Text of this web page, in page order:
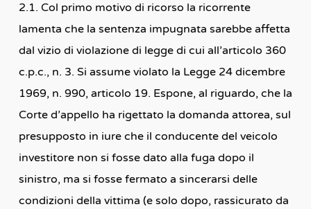
2.1. Col primo motivo di ricorso la ricorrente
lamenta che la sentenza impugnata sarebbe affetta
dal vizio di violazione di legge di cui all’articolo 360
c.p.c., n. 3. Si assume violato la Legge 24 dicembre
1969, n. 990, articolo 19. Espone, al riguardo, che la
Corte d’appello ha rigettato la domanda attorea, sul
presupposto in iure che il conducente del veicolo
investitore non si fosse dato alla fuga dopo il
sinistro, ma si fosse fermato a sincerarsi delle
condizioni della vittima (e solo dopo, rassicurato da